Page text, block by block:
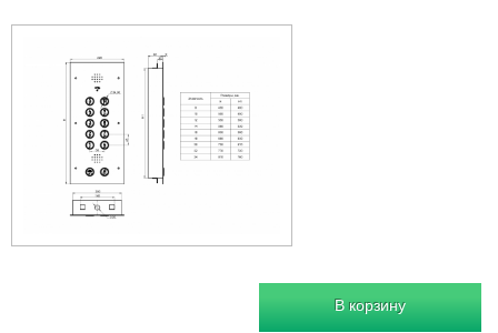
В корзину